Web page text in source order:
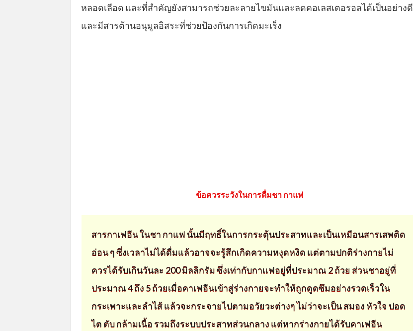
หลอดเลือด และที่สำคัญยังสามารถช่วยละลายไขมันและลดคอเลสเตอรอลได้เป็นอย่างดี
และมีสารต้านอนุมูลอิสระที่ช่วยป้องกันการเกิดมะเร็ง
ข้อควรระวังในการดื่มชา กาแฟ
สารกาเฟอีน ในชา กาแฟ นั้นมีฤทธิ์ในการกระตุ้นประสาทและเป็นเหมือนสารเสพติด
อ่อน ๆ ซึ่งเวลาไม่ได้ดื่มแล้วอาจจะรู้สึกเกิดความหงุดหงิด แต่ตามปกติร่างกายไม่
ควรได้รับเกินวันละ 200 มิลลิกรัม ซึ่งเท่ากับกาแฟอยู่ที่ประมาณ 2 ถ้วย ส่วนชาอยู่ที่
ประมาณ 4 ถึง 5 ถ้วยเมื่อคาเฟอีนเข้าสู่ร่างกายจะทำให้ถูกดูดซึมอย่างรวดเร็วใน
กระเพาะและลำไส้ แล้วจะกระจายไปตามอวัยวะต่างๆ ไม่ว่าจะเป็น สมอง หัวใจ ปอด
ไต ตับ กล้ามเนื้อ รวมถึงระบบประสาทส่วนกลาง แต่หากร่างกายได้รับคาเฟอีน